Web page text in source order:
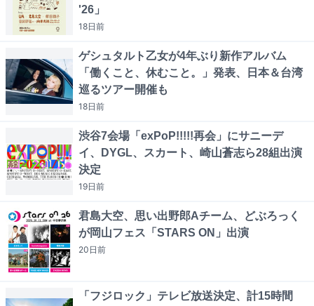
'26」
18日前
ゲシュタルト乙女が4年ぶり新作アルバム
「働くこと、休むこと。」発表、日本＆台湾
巡るツアー開催も
18日前
渋谷7会場「exPoP!!!!!再会」にサニーデ
イ、DYGL、スカート、崎山蒼志ら28組出演
決定
19日前
君島大空、思い出野郎Aチーム、どぶろっく
が岡山フェス「STARS ON」出演
20日前
「フジロック」テレビ放送決定、計15時間